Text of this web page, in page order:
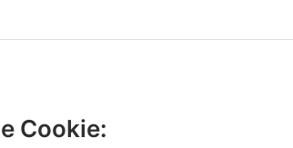
Gubellini n.7 al primo piano.
Cookie: